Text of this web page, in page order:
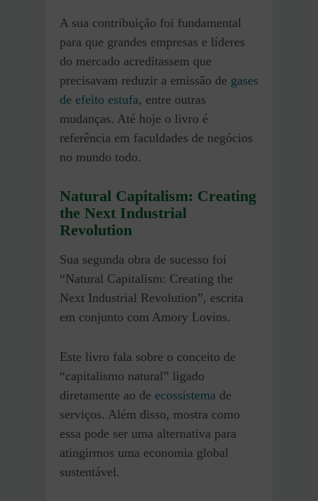
A sua contribuição foi fundamental
para que grandes empresas e líderes
do mercado acreditassem que
precisavam reduzir a emissão de gases
de efeito estufa, entre outras
mudanças. Até hoje o livro é
referência em faculdades de negócios
no mundo todo.
Natural Capitalism: Creating
the Next Industrial
Revolution
Sua segunda obra de sucesso foi
“Natural Capitalism: Creating the
Next Industrial Revolution”, escrita
em conjunto com Amory Lovins.
Este livro fala sobre o conceito de
“capitalismo natural” ligado
diretamente ao de ecossistema de
serviços. Além disso, mostra como
essa pode ser uma alternativa para
atingirmos uma economia global
sustentável.